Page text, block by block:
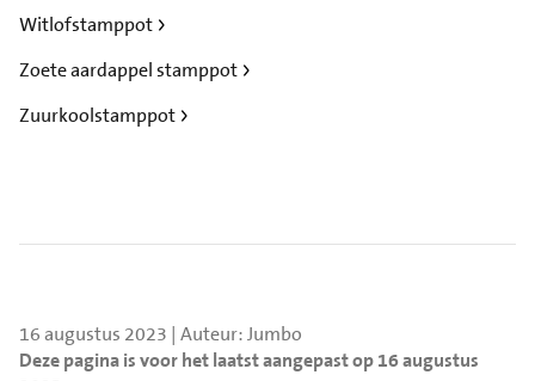
Witlofstamppot
Zoete aardappel stamppot
Zuurkoolstamppot
16 augustus 2023 | Auteur: Jumbo
Deze pagina is voor het laatst aangepast op 16 augustus